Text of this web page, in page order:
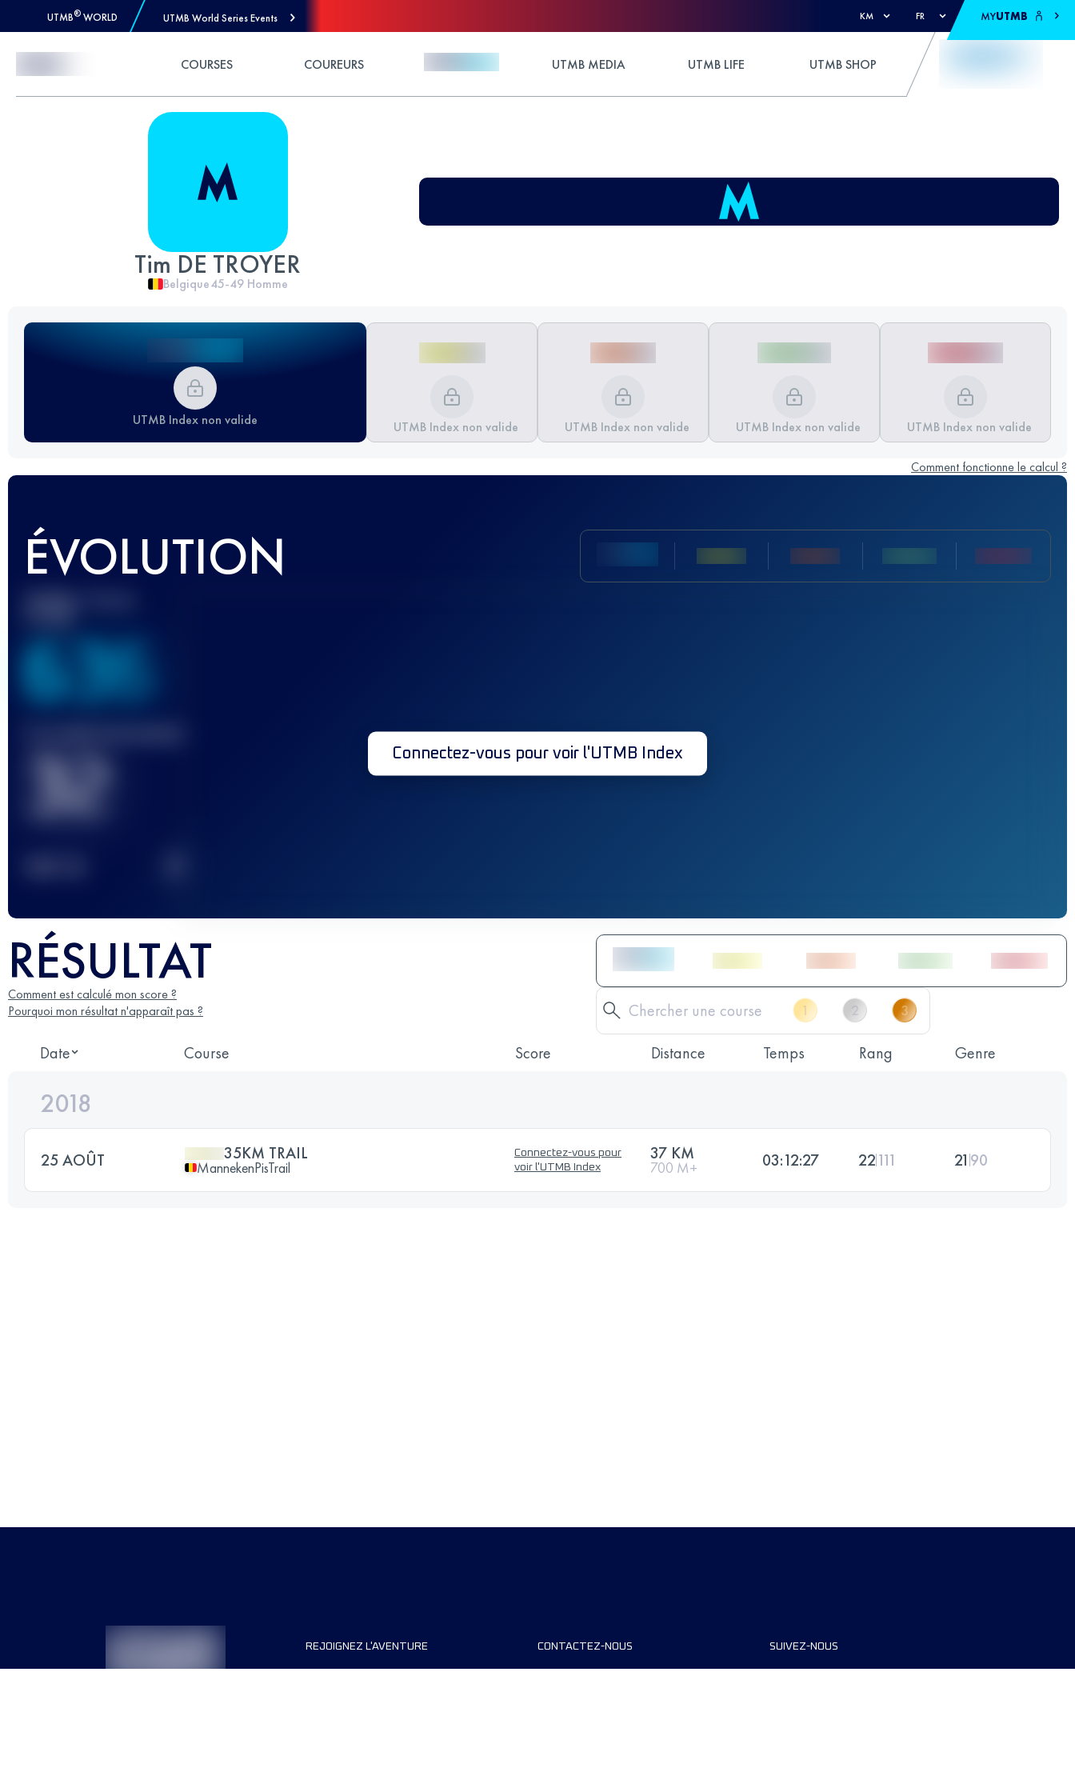
UTMB® WORLD UTMB World Series Events KM FR MYUTMB
COURSES COUREURS UTMB MEDIA UTMB LIFE UTMB SHOP
Tim DE TROYER
Belgique45-49 Homme
UTMB Index non valide UTMB Index non valide UTMB Index non valide UTMB Index non valide UTMB Index non valide
Comment fonctionne le calcul ?
ÉVOLUTION
Meilleur Score
636
32 Connectez-vous pour voir l'UTMB Index
RÉSULTAT
Comment est calculé mon score ?
Pourquoi mon résultat n'apparaît pas ?
Date Course Score Distance Temps Rang Genre
2018
25 AOÛT 35KM TRAIL
MannekenPisTrail
Connectez-vous pour
voir l'UTMB Index
37 KM
700 M+ 03:12:27 22111 21 90
REJOIGNEZ L'AVENTURE CONTACTEZ-NOUS SUIVEZ-NOUS